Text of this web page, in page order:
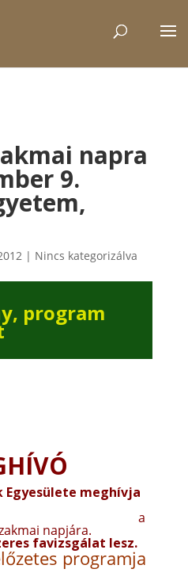
napra
9.
| Nincs kategorizálva
program
Egyesülete meghívja
a
napjára.
favizsgálat lesz.
programja